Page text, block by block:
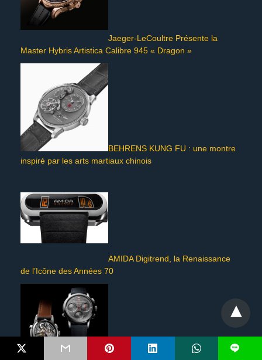
Jaeger-LeCoultre Présente la
Master Hybris Artistica Calibre 945 « Dragon »
BEHRENS KUNG FU : une montre
inspiré par les arts martiaux chinois
AMIDA Digitrend, la Renaissance
de l’Icône des Années 70